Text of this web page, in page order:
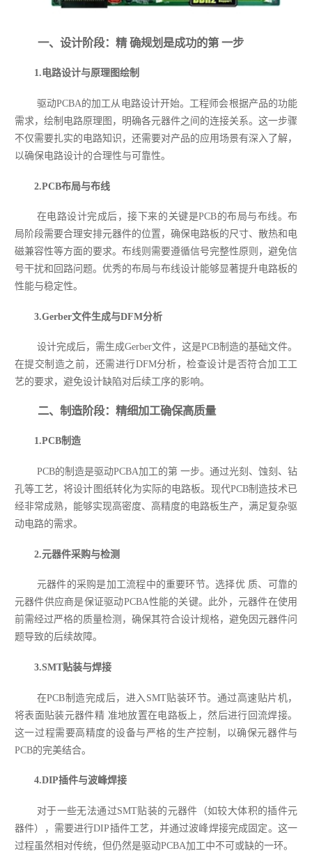
一、设计阶段：精 确规划是成功的第 一步
1.电路设计与原理图绘制
驱动PCBA的加工从电路设计开始。工程师会根据产品的功能
需求，绘制电路原理图，明确各元器件之间的连接关系。这一步骤
不仅需要扎实的电路知识，还需要对产品的应用场景有深入了解，
以确保电路设计的合理性与可靠性。
2.PCB布局与布线
在电路设计完成后，接下来的关键是PCB的布局与布线。布
局阶段需要合理安排元器件的位置，确保电路板的尺寸、散热和电
磁兼容性等方面的要求。布线则需要遵循信号完整性原则，避免信
号干扰和回路问题。优秀的布局与布线设计能够显著提升电路板的
性能与稳定性。
3.Gerber文件生成与DFM分析
设计完成后，需生成Gerber文件，这是PCB制造的基础文件。
在提交制造之前，还需进行DFM分析，检查设计是否符合加工工
艺的要求，避免设计缺陷对后续工序的影响。
二、制造阶段：精细加工确保高质量
1.PCB制造
PCB的制造是驱动PCBA加工的第 一步。通过光刻、蚀刻、钻
孔等工艺，将设计图纸转化为实际的电路板。现代PCB制造技术已
经非常成熟，能够实现高密度、高精度的电路板生产，满足复杂驱
动电路的需求。
2.元器件采购与检测
元器件的采购是加工流程中的重要环节。选择优 质、可靠的
元器件供应商是保证驱动PCBA性能的关键。此外，元器件在使用
前需经过严格的质量检测，确保其符合设计规格，避免因元器件问
题导致的后续故障。
3.SMT贴装与焊接
在PCB制造完成后，进入SMT贴装环节。通过高速贴片机，
将表面贴装元器件精 准地放置在电路板上，然后进行回流焊接。
这一过程需要高精度的设备与严格的生产控制，以确保元器件与
PCB的完美结合。
4.DIP插件与波峰焊接
对于一些无法通过SMT贴装的元器件（如较大体积的插件元
器件），需要进行DIP插件工艺，并通过波峰焊接完成固定。这一
过程虽然相对传统，但仍然是驱动PCBA加工中不可或缺的一环。